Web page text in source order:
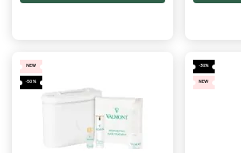
NEW
-50%
-30%
NEW